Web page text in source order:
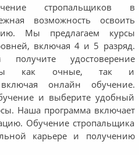
стропальщиков в
возможность освоить
Мы предлагаем курсы
включая 4 и 5 разряд.
удостоверение
как очные, так и
онлайн обучение.
и выберите удобный
Наша программа включает
Обучение стропальщика
карьере и получению